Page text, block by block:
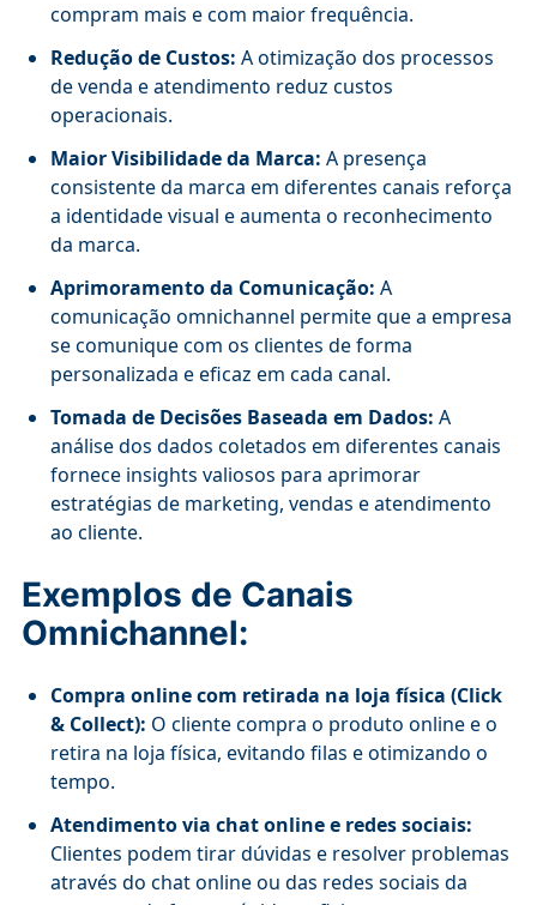
compram mais e com maior frequência.
Redução de Custos: A otimização dos processos
de venda e atendimento reduz custos
operacionais.
Maior Visibilidade da Marca: A presença
consistente da marca em diferentes canais reforça
a identidade visual e aumenta o reconhecimento
da marca.
Aprimoramento da Comunicação: A
comunicação omnichannel permite que a empresa
se comunique com os clientes de forma
personalizada e eficaz em cada canal.
Tomada de Decisões Baseada em Dados: A
análise dos dados coletados em diferentes canais
fornece insights valiosos para aprimorar
estratégias de marketing, vendas e atendimento
ao cliente.
Exemplos de Canais
Omnichannel:
Compra online com retirada na loja física (Click
& Collect): O cliente compra o produto online e o
retira na loja física, evitando filas e otimizando o
tempo.
Atendimento via chat online e redes sociais:
Clientes podem tirar dúvidas e resolver problemas
através do chat online ou das redes sociais da